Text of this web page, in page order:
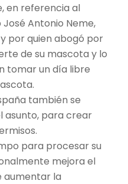
en referencia al
Antonio Neme,
por quien abogó por
de su mascota y lo
tomar un día libre
también se
asunto, para crear
para procesar su
mejora el
aumentar la